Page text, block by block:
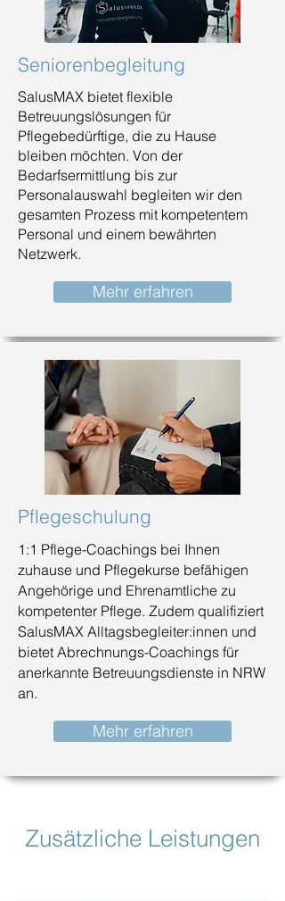
Seniorenbegleitung
SalusMAX bietet flexible
Betreuungslösungen für
Pflegebedürftige, die zu Hause
bleiben möchten. Von der
Bedarfsermittlung bis zur
Personalauswahl begleiten wir den
gesamten Prozess mit kompetentem
Personal und einem bewährten
Netzwerk.
Mehr erfahren
Pflegeschulung
1:1 Pflege-Coachings bei Ihnen
zuhause und Pflegekurse befähigen
Angehörige und Ehrenamtliche zu
kompetenter Pflege. Zudem qualifiziert
SalusMAX Alltagsbegleiter:innen und
bietet Abrechnungs-Coachings für
anerkannte Betreuungsdienste in NRW
an.
Mehr erfahren
Zusätzliche Leistungen